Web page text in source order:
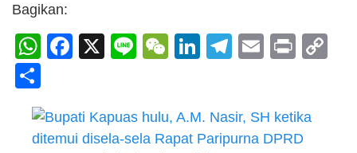
Bagikan:
WhatsApp
Facebook
X LineWeChat
LinkedIn
Telegram
Email
Print